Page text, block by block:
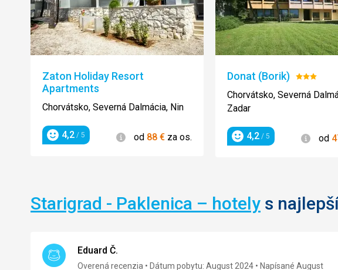
Zaton Holiday Resort
Apartments
Chorvátsko, Severná Dalmácia, Nin
Hodnotenie
4,2 / 5 Informácie
od 88 € za os.
Donat (Borik)
3/5
Chorvátsko, Severná
Zadar
Hodnotenie
4,2 / 5 od
Starigrad - Paklenica – hotely s
Eduard Č.
Overená recenzia Dátum pobytu: August 2024 Napísané August